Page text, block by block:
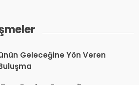
Geleceğine Yön Veren